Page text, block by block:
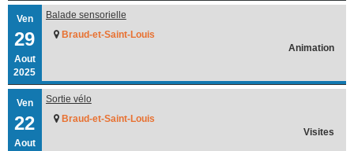
Ven
29
Aout
2025
Balade sensorielle
Braud-et-Saint-Louis
Animation
Ven
22
Aout
Sortie vélo
Braud-et-Saint-Louis
Visites